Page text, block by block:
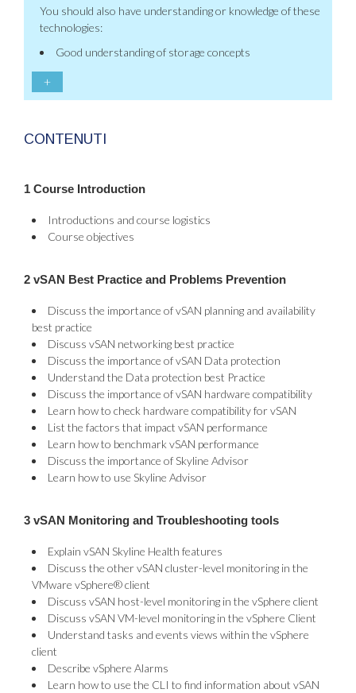
You should also have understanding or knowledge of these
technologies:
Good understanding of storage concepts
+
CONTENUTI
1 Course Introduction
Introductions and course logistics
Course objectives
2 vSAN Best Practice and Problems Prevention
Discuss the importance of vSAN planning and availability
best practice
Discuss vSAN networking best practice
Discuss the importance of vSAN Data protection
Understand the Data protection best Practice
Discuss the importance of vSAN hardware compatibility
Learn how to check hardware compatibility for vSAN
List the factors that impact vSAN performance
Learn how to benchmark vSAN performance
Discuss the importance of Skyline Advisor
Learn how to use Skyline Advisor
3 vSAN Monitoring and Troubleshooting tools
Explain vSAN Skyline Health features
Discuss the other vSAN cluster-level monitoring in the
VMware vSphere® client
Discuss vSAN host-level monitoring in the vSphere client
Discuss vSAN VM-level monitoring in the vSphere Client
Understand tasks and events views within the vSphere
client
Describe vSphere Alarms
Learn how to use the CLI to find information about vSAN